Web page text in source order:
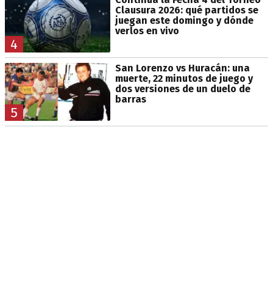
4
Clausura 2026: qué partidos se
juegan este domingo y dónde
verlos en vivo
5
San Lorenzo vs Huracán: una
muerte, 22 minutos de juego y
dos versiones de un duelo de
barras